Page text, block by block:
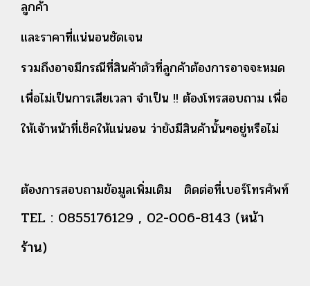
ลูกค้า
และราคาที่แน่นอนชัดเจน
รวมถึงอาจมีกรณีที่สินค้าตัวที่ลูกค้าต้องการอาจจะหมด
เพื่อไม่เป็นการเสียเวลา จำเป็น !! ต้องโทรสอบถาม เพื่อ
ให้เจ้าหน้าที่เช็คให้แน่นอน ว่ายังมีสินค้านั้นๆอยู่หรือไม่
ต้องการสอบถามข้อมูลเพิ่มเติม ติดต่อที่เบอร์โทรศัพท์
TEL : 0855176129 , 02-006-8143 (หน้า
ร้าน)